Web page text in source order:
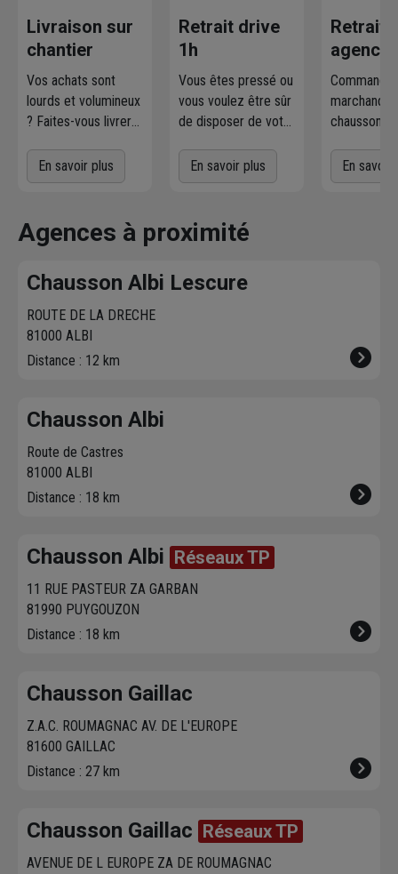
Livraison sur
chantier
Vos achats sont
lourds et volumineux
? Faites-vous livrer
voulez! L'agence
Chausson qui
vous contacte pour
fixer le meilleur
livraison. Bonus :
Nous livrons jusqu'au
7ème étage.
En savoir plus
Retrait drive
1h
Vous êtes pressé ou
vous voulez être sûr
de disposer de votre
Commandez
directement les
dans votre agence
sur chausson.fr.
heure plus tard.
En savoir plus
Retrait
agence
l'agence
En savoir
Agences à proximité
Chausson Albi Lescure
ROUTE DE LA DRECHE
81000 ALBI
Distance : 12 km
Chausson Albi
Route de Castres
81000 ALBI
Distance : 18 km
Chausson Albi Réseaux TP
11 RUE PASTEUR ZA GARBAN
81990 PUYGOUZON
Distance : 18 km
Chausson Gaillac
Z.A.C. ROUMAGNAC AV. DE L'EUROPE
81600 GAILLAC
Distance : 27 km
Chausson Gaillac Réseaux TP
AVENUE DE L EUROPE ZA DE ROUMAGNAC